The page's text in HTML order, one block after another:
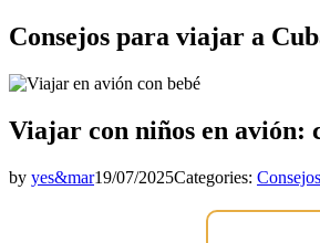
Consejos para viajar a
Viajar con niños en avión:
by yes&mar19/07/2025Categories: